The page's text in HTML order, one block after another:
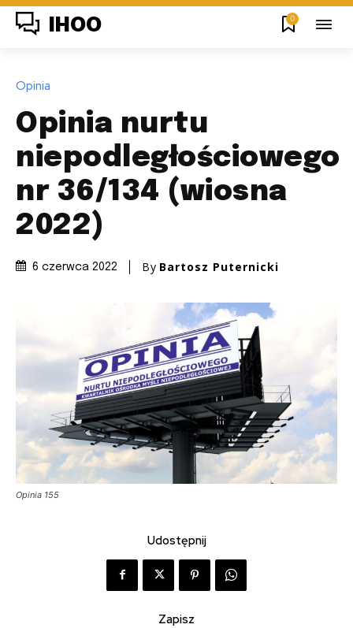
IHOO 0
Opinia
Opinia nurtu
niepodległościowego
nr 36/134 (wiosna
2022)
6 czerwca 2022 By Bartosz Puternicki
Opinia 155
Udostępnij
Zapisz